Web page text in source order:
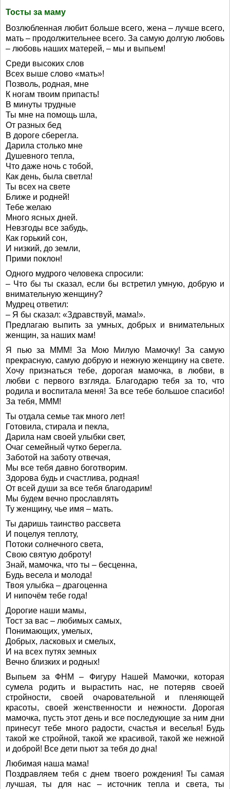
Тосты за маму
Возлюбленная любит больше всего, жена – лучше всего,
мать – продолжительнее всего. За самую долгую любовь
– любовь наших матерей, – мы и выпьем!
Среди высоких слов
Всех выше слово «мать»!
Позволь, родная, мне
К ногам твоим припасть!
В минуты трудные
Ты мне на помощь шла,
От разных бед
В дороге сберегла.
Дарила столько мне
Душевного тепла,
Что даже ночь с тобой,
Как день, была светла!
Ты всех на свете
Ближе и родней!
Тебе желаю
Много ясных дней.
Невзгоды все забудь,
Как горький сон,
И низкий, до земли,
Прими поклон!
Одного мудрого человека спросили:
– Что бы ты сказал, если бы встретил умную, добрую и
внимательную женщину?
Мудрец ответил:
– Я бы сказал: «Здравствуй, мама!».
Предлагаю выпить за умных, добрых и внимательных
женщин, за наших мам!
Я пью за МММ! За Мою Милую Мамочку! За самую
прекрасную, самую добрую и нежную женщину на свете.
Хочу признаться тебе, дорогая мамочка, в любви, в
любви с первого взгляда. Благодарю тебя за то, что
родила и воспитала меня! За все тебе большое спасибо!
За тебя, МММ!
Ты отдала семье так много лет!
Готовила, стирала и пекла,
Дарила нам своей улыбки свет,
Очаг семейный чутко берегла.
Заботой на заботу отвечая,
Мы все тебя давно боготворим.
Здорова будь и счастлива, родная!
От всей души за все тебя благодарим!
Мы будем вечно прославлять
Ту женщину, чье имя – мать.
Ты даришь таинство рассвета
И поцелуя теплоту,
Потоки солнечного света,
Свою святую доброту!
Знай, мамочка, что ты – бесценна,
Будь весела и молода!
Твоя улыбка – драгоценна
И нипочём тебе года!
Дорогие наши мамы,
Тост за вас – любимых самых,
Понимающих, умелых,
Добрых, ласковых и смелых,
И на всех путях земных
Вечно близких и родных!
Выпьем за ФНМ – Фигуру Нашей Мамочки, которая
сумела родить и вырастить нас, не потеряв своей
стройности, своей очаровательной и пленяющей
красоты, своей женственности и нежности. Дорогая
мамочка, пусть этот день и все последующие за ним дни
принесут тебе много радости, счастья и веселья! Будь
такой же стройной, такой же красивой, такой же нежной
и доброй! Все дети пьют за тебя до дна!
Любимая наша мама!
Поздравляем тебя с днем твоего рождения! Ты самая
лучшая, ты для нас – источник тепла и света, ты